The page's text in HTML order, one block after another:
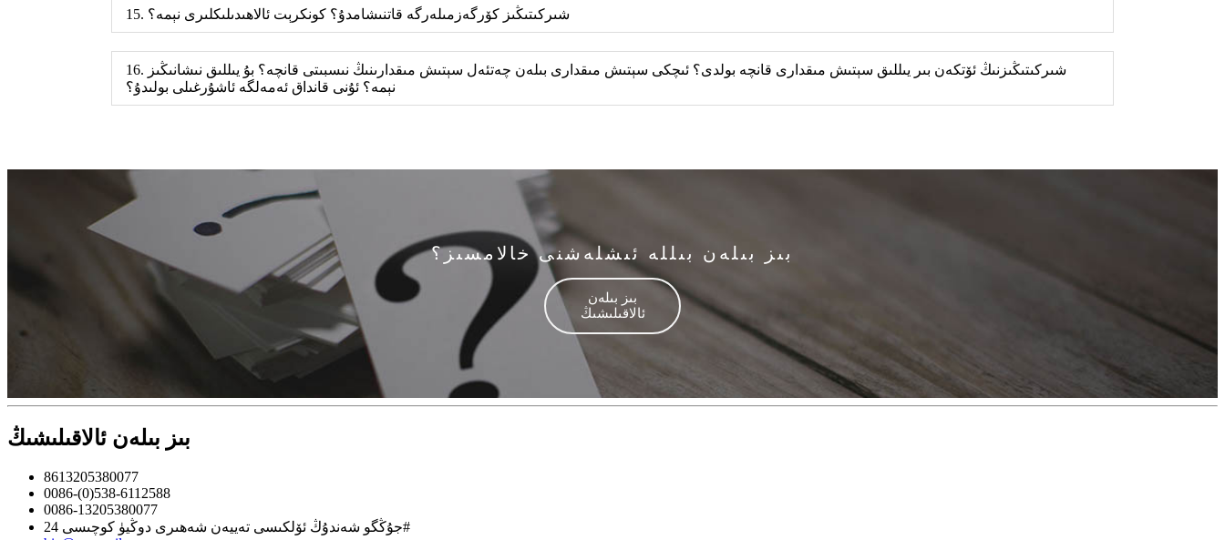
15. شىركىتىڭىز كۆرگەزمىلەرگە قاتنىشامدۇ؟ كونكرېت ئالاھىدىلىكلىرى نېمە؟
16. شىركىتىڭىزنىڭ ئۆتكەن بىر يىللىق سېتىش مىقدارى قانچە بولدى؟ ئىچكى سېتىش مىقدارى بىلەن چەتئەل سېتىش مىقدارىنىڭ نىسبىتى قانچە؟ بۇ يىللىق نىشانىڭىز
نېمە؟ ئۇنى قانداق ئەمەلگە ئاشۇرغىلى بولىدۇ؟
بىز بىلەن بىللە ئىشلەشنى خالامسىز؟
بىز بىلەن
ئالاقىلىشىڭ
بىز بىلەن ئالاقىلىشىڭ
8613205380077
0086-(0)538-6112588
0086-13205380077
جۇڭگو شەندۇڭ ئۆلكىسى تەييەن شەھىرى دوڭيۈ كوچىسى 24#